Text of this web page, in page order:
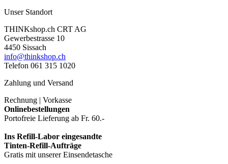
Unser Standort
THINKshop.ch CRT AG
Gewerbestrasse 10
4450 Sissach
info@thinkshop.ch
Telefon 061 315 1020
Zahlung und Versand
Rechnung | Vorkasse
Onlinebestellungen
Portofreie Lieferung ab Fr. 60.-
Ins Refill-Labor eingesandte
Tinten-Refill-Aufträge
Gratis mit unserer Einsendetasche